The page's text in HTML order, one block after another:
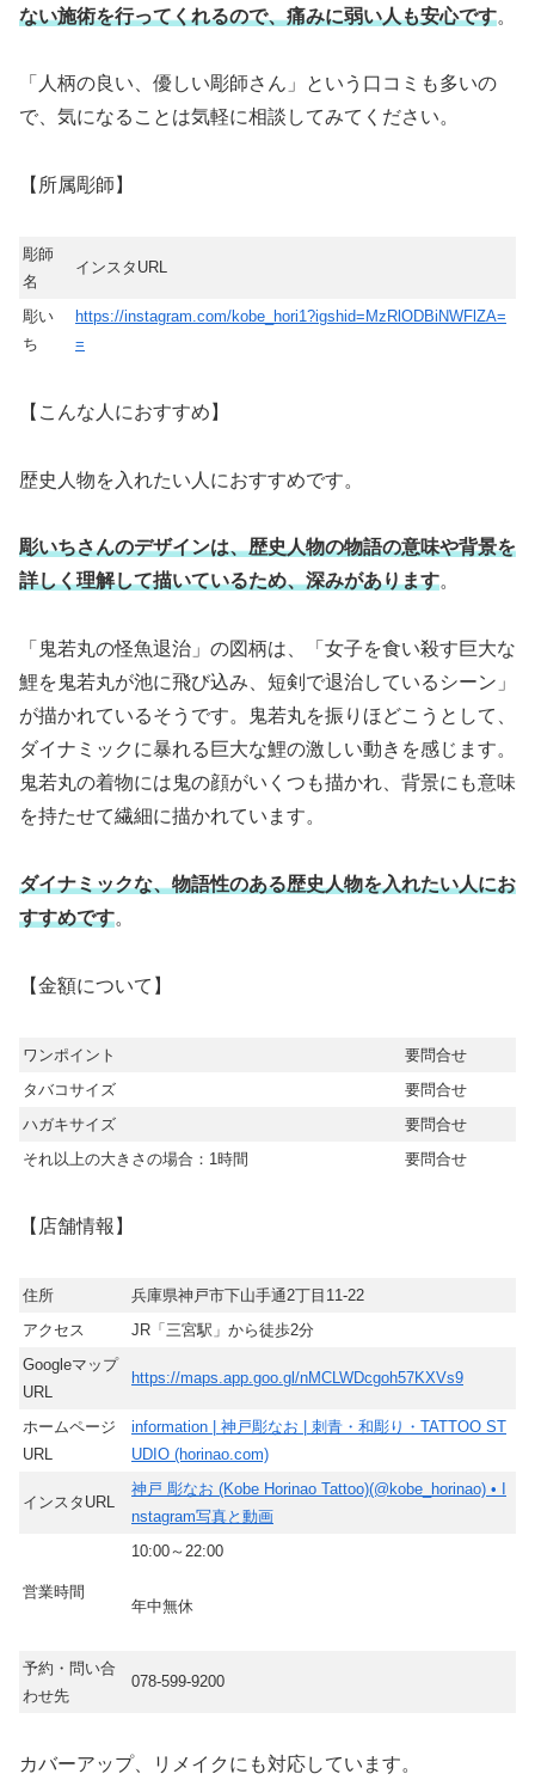
ない施術を行ってくれるので、痛みに弱い人も安心です。
「人柄の良い、優しい彫師さん」という口コミも多いの
で、気になることは気軽に相談してみてください。
【所属彫師】
彫師
名
インスタURL
彫い
ち
https://instagram.com/kobe_hori1?igshid=MzRlODBiNWFlZA=
=
【こんな人におすすめ】
歴史人物を入れたい人におすすめです。
彫いちさんのデザインは、歴史人物の物語の意味や背景を
詳しく理解して描いているため、深みがあります。
「鬼若丸の怪魚退治」の図柄は、「女子を食い殺す巨大な
鯉を鬼若丸が池に飛び込み、短剣で退治しているシーン」
が描かれているそうです。鬼若丸を振りほどこうとして、
ダイナミックに暴れる巨大な鯉の激しい動きを感じます。
鬼若丸の着物には鬼の顔がいくつも描かれ、背景にも意味
を持たせて繊細に描かれています。
ダイナミックな、物語性のある歴史人物を入れたい人にお
すすめです。
【金額について】
ワンポイント
要問合せ
タバコサイズ
要問合せ
ハガキサイズ
要問合せ
それ以上の大きさの場合：1時間
要問合せ
【店舗情報】
住所
兵庫県神戸市下山手通2丁目11-22
アクセス
JR「三宮駅」から徒歩2分
Googleマップ
URL
https://maps.app.goo.gl/nMCLWDcgoh57KXVs9
ホームページ
URL
information | 神戸彫なお | 刺青・和彫り・TATTOO ST
UDIO (horinao.com)
インスタURL
神戸 彫なお (Kobe Horinao Tattoo)(@kobe_horinao) • I
nstagram写真と動画
営業時間
10:00～22:00
年中無休
予約・問い合
わせ先
078-599-9200
カバーアップ、リメイクにも対応しています。